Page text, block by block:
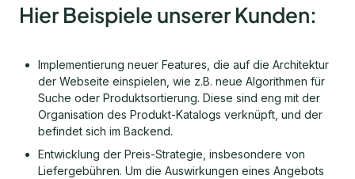
Hier Beispiele unserer Kunden:
Implementierung neuer Features, die auf die Architektur
der Webseite einspielen, wie z.B. neue Algorithmen für
Suche oder Produktsortierung. Diese sind eng mit der
Organisation des Produkt-Katalogs verknüpft, und der
befindet sich im Backend.
Entwicklung der Preis-Strategie, insbesondere von
Liefergebühren. Um die Auswirkungen eines Angebots